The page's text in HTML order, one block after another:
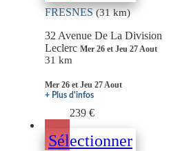
FRESNES(31 km)
32 Avenue De La Division
Leclerc Mer 26 et Jeu 27 Aout
31 km
Mer 26 et Jeu 27 Aout
+ Plus d'infos
239 €
Sélectionner